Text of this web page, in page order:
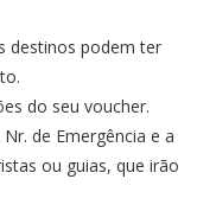
destinos podem ter
do seu voucher.
de Emergência e a
ou guias, que irão